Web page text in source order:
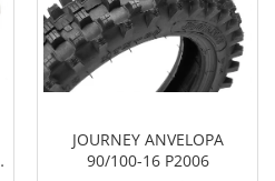
JOURNEY ANVELOPA
90/100-16 P2006